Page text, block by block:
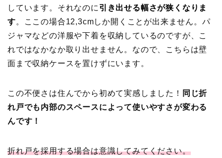
しています。それなのに 引き出せる幅さが狭くなりま
す。ここの場合12,3cmしか開くことが出来ません。パ
ジャマなどの洋服や下着を収納しているのですが、こ
れではなかなか取り出せません。なので、こちらは壁
面まで収納ケースを置けずにいます。
この不便さは住んでから初めて実感しました！
同じ折
れ戸でも内部のスペースによって使いやすさが変わる
んです！
折れ戸を採用する場合は意識してみてください。